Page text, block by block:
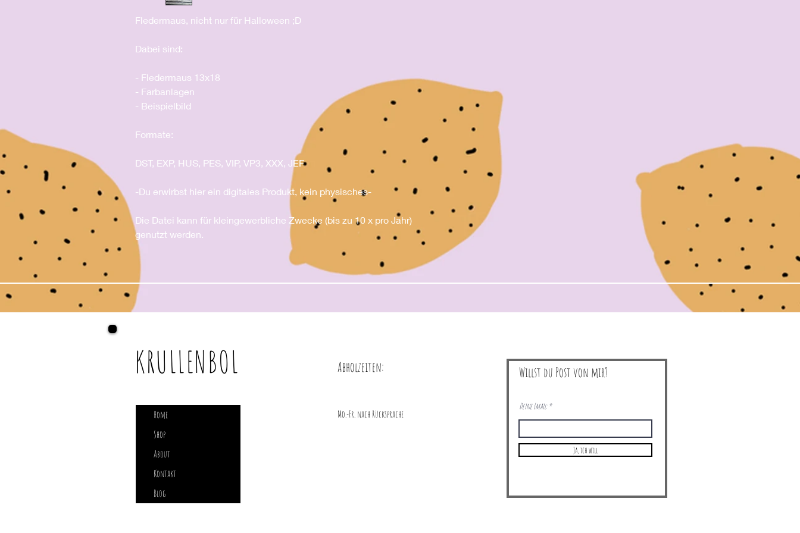
Fledermaus, nicht nur für Halloween ;D
Dabei sind:
- Fledermaus 13x18
- Farbanlagen
- Beispielbild
Formate:
DST, EXP, HUS, PES, VIP, VP3, XXX, JEF
-Du erwirbst hier ein digitales Produkt, kein physisches-
Die Datei kann für kleingewerbliche Zwecke (bis zu 10 x pro Jahr)
genutzt werden.
KRULLENBOL
Home
Shop
About
Kontakt
Blog
Abholzeiten:
Mo.-Fr. nach Rücksprache
Willst du Post von mir?
Deine Email:
Ja, ich will